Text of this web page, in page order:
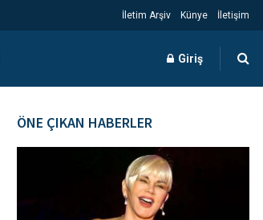
İletim Arşiv Künye İletişim
Giriş
ÖNE ÇIKAN HABERLER